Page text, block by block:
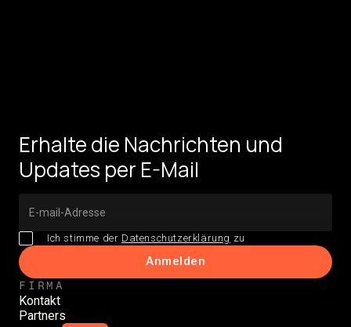
Erhalte die Nachrichten und
Updates per E-Mail
Ich stimme der Datenschutzerklärung zu
FIRMA
Kontakt
Partners